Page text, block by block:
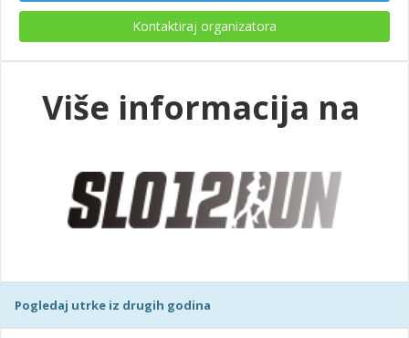
Kontaktiraj organizatora
Više informacija na
Pogledaj utrke iz drugih godina